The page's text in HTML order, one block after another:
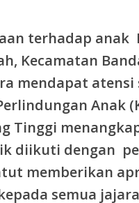
terhadap anak
Kecamatan
mendapat
Anak
Tinggi
diikuti dengan
memberikan
semua